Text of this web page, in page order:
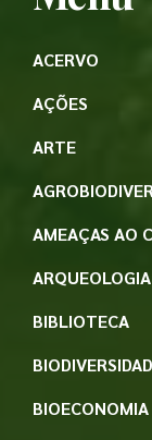
ACERVO
AÇÕES
ARTE
AMEAÇAS AO
BIBLIOTECA
BIOECONOMIA